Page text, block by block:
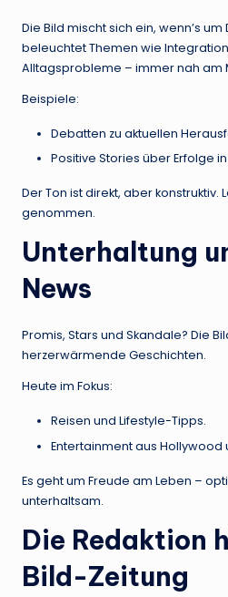
Die Bild mischt sich ein, wenn’s
beleuchtet Themen wie
Alltagsprobleme – immer nah am
Beispiele:
Debatten zu aktuellen
Positive Stories über Erfolge
Der Ton ist direkt, aber konstruktiv.
genommen.
Unterhaltung
News
Promis, Stars und Skandale? Die
herzerwärmende Geschichten.
Heute im Fokus:
Reisen und Lifestyle-Tipps.
Entertainment aus Hollywood
Es geht um Freude am Leben –
unterhaltsam.
Die Redaktion
Bild-Zeitung